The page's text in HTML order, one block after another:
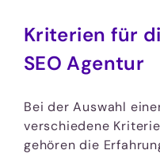
Kriterien für
SEO Agentur
Bei der Auswahl
verschiedene
gehören die